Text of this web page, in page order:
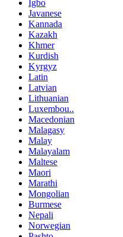
Igbo
Javanese
Kannada
Kazakh
Khmer
Kurdish
Kyrgyz
Latin
Latvian
Lithuanian
Luxembou..
Macedonian
Malagasy
Malay
Malayalam
Maltese
Maori
Marathi
Mongolian
Burmese
Nepali
Norwegian